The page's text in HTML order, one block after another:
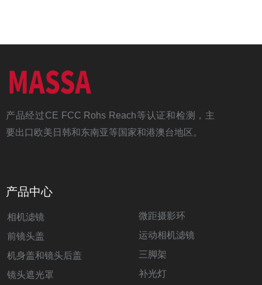
产品经过CE FCC Rohs Reach等认证和检测，主
要出口欧美日韩和东南亚等国家和港澳台地区。
产品中心
相机滤镜
前镜头盖
机身盖和镜头后盖
镜头遮光罩
微距摄影环
运动相机滤镜
三脚架
补光灯